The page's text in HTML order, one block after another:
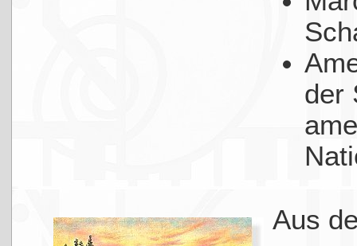
der
Aus